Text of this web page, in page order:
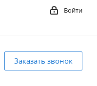
Войти
Заказать звонок